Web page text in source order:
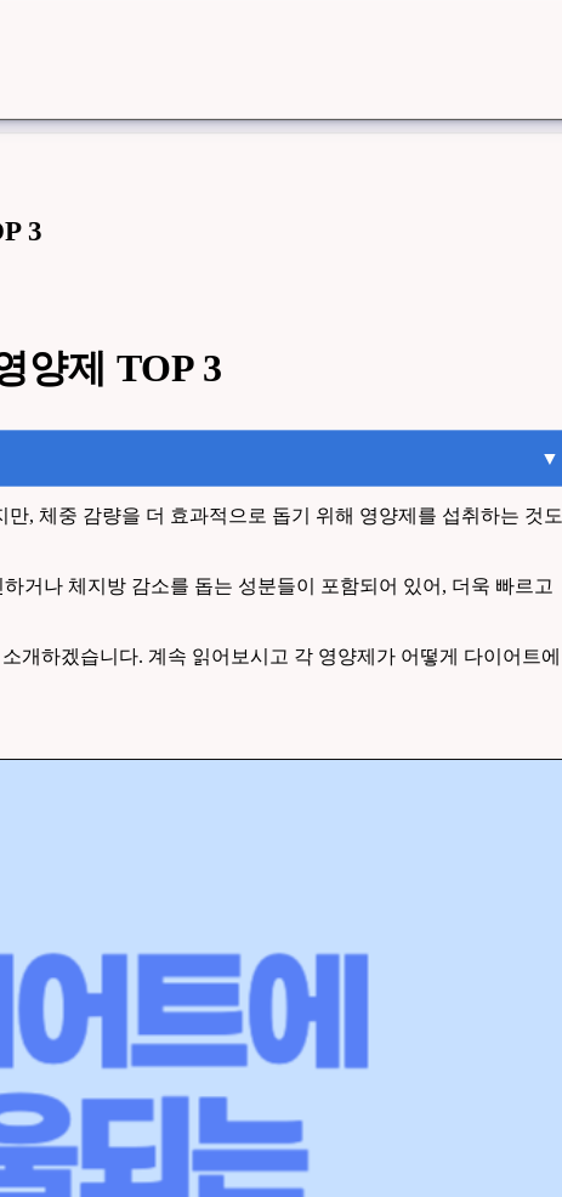
3
양제 TOP 3
▼
, 체중 감량을 더 효과적으로 돕기 위해 영양제를 섭취하는 것도
거나 체지방 감소를 돕는 성분들이 포함되어 있어, 더욱 빠르고
개하겠습니다. 계속 읽어보시고 각 영양제가 어떻게 다이어트에